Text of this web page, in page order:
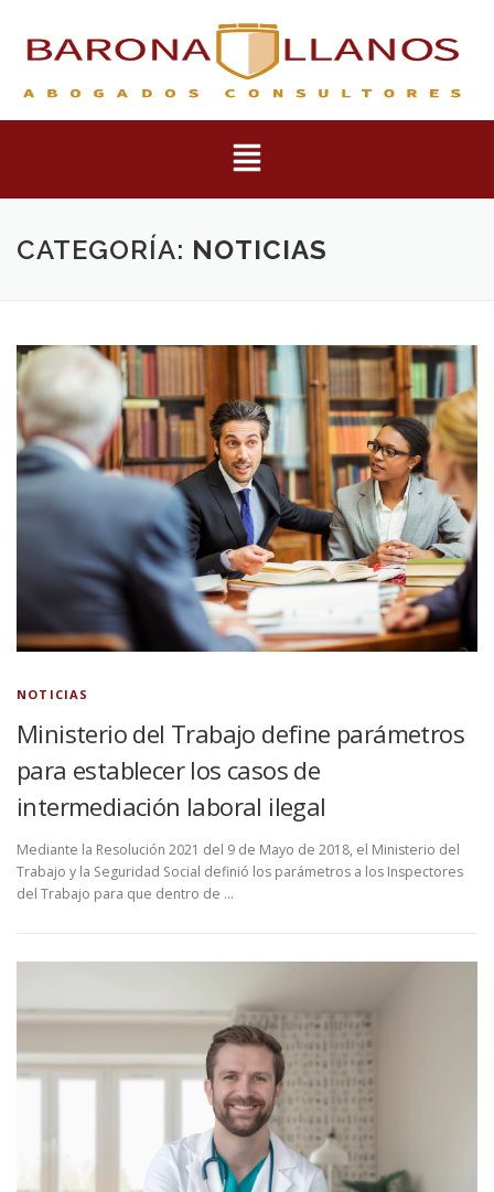
CATEGORÍA: NOTICIAS
NOTICIAS
Ministerio del Trabajo define parámetros
para establecer los casos de
intermediación laboral ilegal
Mediante la Resolución 2021 del 9 de Mayo de 2018, el Ministerio del
Trabajo y la Seguridad Social definió los parámetros a los Inspectores
del Trabajo para que dentro de …